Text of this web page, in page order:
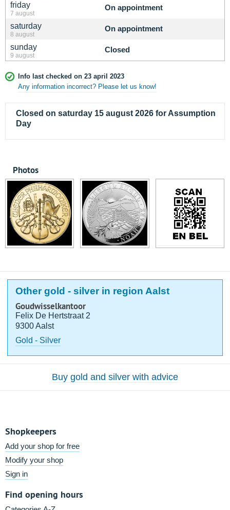
friday
7 august
On appointment
saturday
8 august
On appointment
sunday
9 august
Closed
Info last checked on 23 april 2023
Any information incorrect? Please let us know!
Closed on saturday 15 august 2026 for Assumption
Day
Photos
Other gold - silver in region Aalst
Goudwisselkantoor
Felix De Hertstraat 2
9300 Aalst
Gold - Silver
Buy gold and silver with advice
Shopkeepers
Add your shop for free
Modify your shop
Sign in
Find opening hours